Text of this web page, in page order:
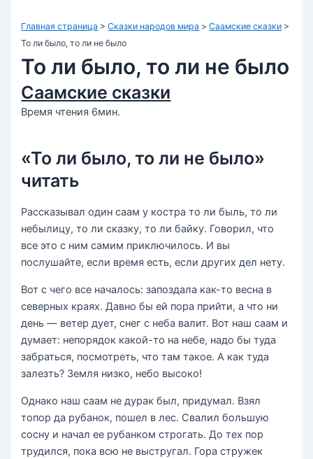
Главная страница >Сказки народов мира >Cаамские сказки >
То ли было, то ли не было
То ли было, то ли не было
Cаамские сказки
Время чтения 6мин.
«То ли было, то ли не было»
читать
Рассказывал один саам у костра то ли быль, то ли
небылицу, то ли сказку, то ли байку. Говорил, что
все это с ним самим приключилось. И вы
послушайте, если время есть, если других дел нету.
Вот с чего все началось: запоздала как-то весна в
северных краях. Давно бы ей пора прийти, а что ни
день — ветер дует, снег с неба валит. Вот наш саам и
думает: непорядок какой-то на небе, надо бы туда
забраться, посмотреть, что там такое. А как туда
залезть? Земля низко, небо высоко!
Однако наш саам не дурак был, придумал. Взял
топор да рубанок, пошел в лес. Свалил большую
сосну и начал ее рубанком строгать. До тех пор
трудился, пока всю не выстругал. Гора стружек